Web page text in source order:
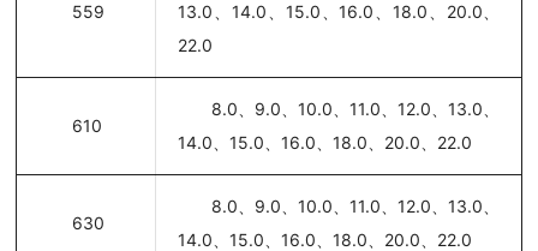
559
13.0、14.0、15.0、16.0、18.0、20.0、
22.0
610
8.0、9.0、10.0、11.0、12.0、13.0、
14.0、15.0、16.0、18.0、20.0、22.0
630
8.0、9.0、10.0、11.0、12.0、13.0、
14.0、15.0、16.0、18.0、20.0、22.0